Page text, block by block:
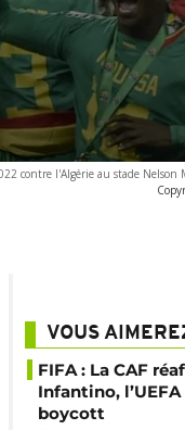
contre l'Algérie au stade Nelson
VOUS
FIFA : La CAF
Infantino,
boycott